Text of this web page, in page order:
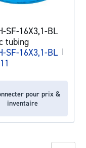
SF-16X3,1-BL
tubing
SF-16X3,1-BL |
pour prix &
inventaire